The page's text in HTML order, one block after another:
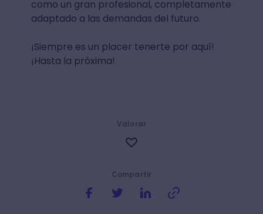
como un gran profesional, completamente
adaptado a las demandas del futuro.
¡Siempre es un placer tenerte por aquí!
¡Hasta la próxima!
Compartir
Valorar